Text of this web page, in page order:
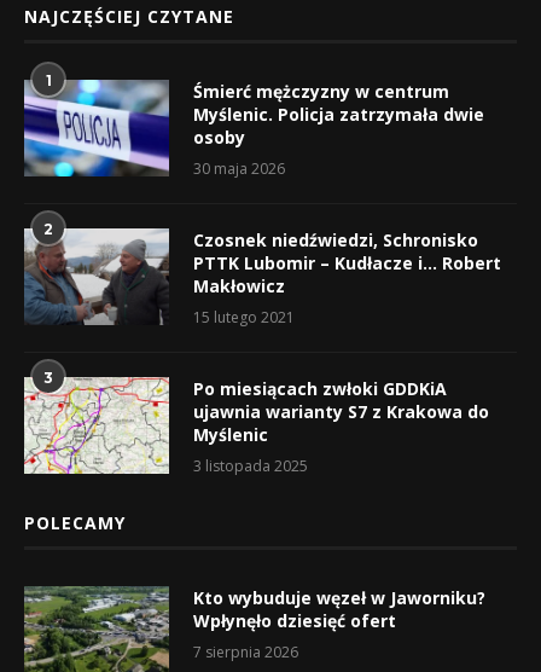
NAJCZĘŚCIEJ CZYTANE
1
Śmierć mężczyzny w centrum
Myślenic. Policja zatrzymała dwie
osoby
30 maja 2026
2
Czosnek niedźwiedzi, Schronisko
PTTK Lubomir – Kudłacze i… Robert
Makłowicz
15 lutego 2021
3
Po miesiącach zwłoki GDDKiA
ujawnia warianty S7 z Krakowa do
Myślenic
3 listopada 2025
POLECAMY
Kto wybuduje węzeł w Jaworniku?
Wpłynęło dziesięć ofert
7 sierpnia 2026